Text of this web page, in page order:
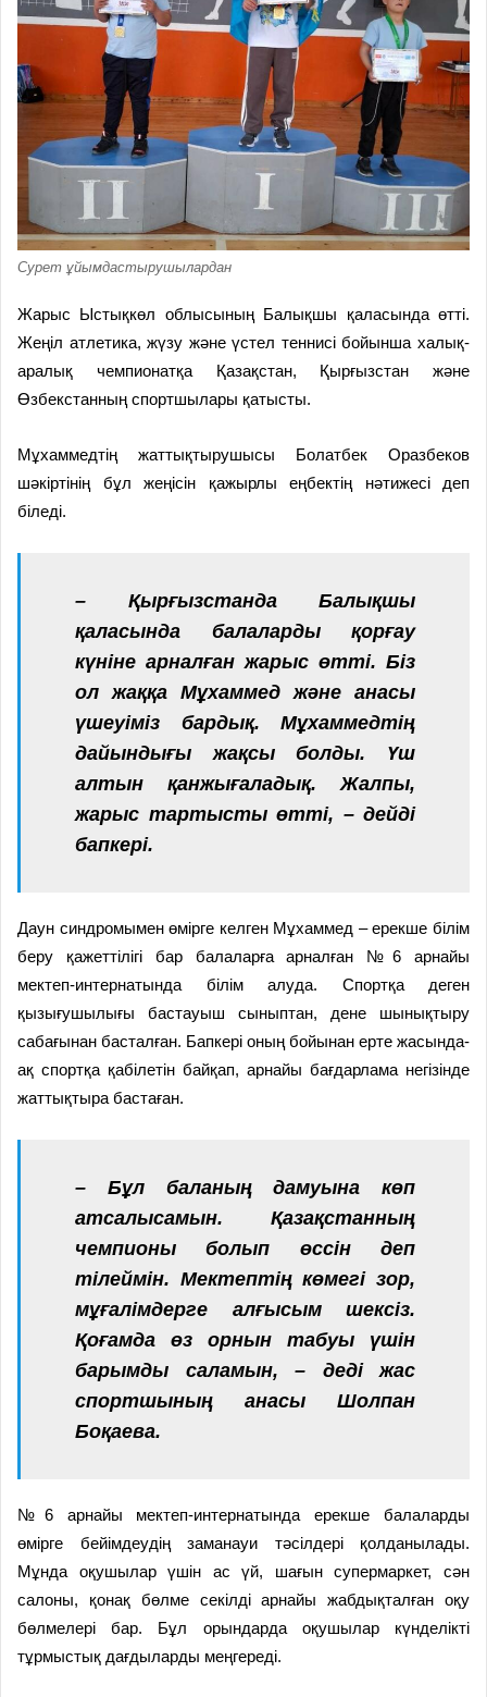
Сурет ұйымдастырушылардан
Жарыс Ыстықкөл облысының Балықшы қаласында өтті.
Жеңіл атлетика, жүзу және үстел теннисі бойынша халық­
аралық чемпионатқа Қазақстан, Қырғыз­стан және
Өзбекстанның спортшылары қатысты.
Мұхаммедтің жаттықтырушысы Болатбек Оразбеков
шәкіртінің бұл жеңісін қажырлы еңбектің нәтижесі деп
біледі.
– Қырғызстанда Балықшы
қаласында балаларды қорғау
күніне арналған жарыс өтті. Біз
ол жаққа Мұхаммед және анасы
үшеуіміз бардық. Мұхаммедтің
дайындығы жақсы болды. Үш
алтын қанжығаладық. Жалпы,
жарыс тартысты өтті, – дейді
бапкері.
Даун синдромымен өмірге келген Мұхаммед – ерекше білім
беру қажеттілігі бар балаларға арналған №6 арнайы
мектеп-интернатында білім алуда. Спортқа деген
қызығушылығы бастауыш сыныптан, дене шынықтыру
сабағынан басталған. Бапкері оның бойынан ерте жасында-
ақ спортқа қабілетін байқап, арнайы бағдарлама негізінде
жаттықтыра бастаған.
– Бұл баланың дамуына көп
атсалысамын. Қазақстанның
чемпионы болып өссін деп
тілеймін. Мектептің көмегі зор,
мұғалімдерге алғысым шексіз.
Қоғамда өз орнын табуы үшін
барымды саламын, – деді жас
спортшының анасы Шолпан
Боқаева.
№6 арнайы мектеп-интернатында ерекше балаларды
өмірге бейімдеудің заманауи тәсілдері қолданылады.
Мұнда оқушылар үшін ас үй, шағын супермаркет, сән
салоны, қонақ бөлме секілді арнайы жабдықталған оқу
бөлмелері бар. Бұл орындарда оқушылар күнделікті
тұрмыстық дағдыларды меңгереді.